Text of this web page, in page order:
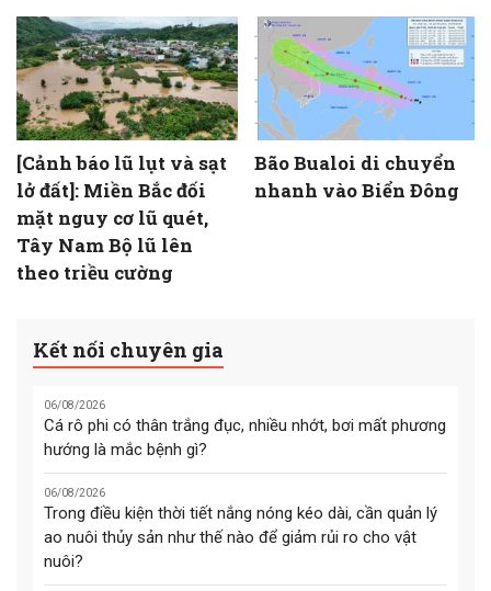
[Cảnh báo lũ lụt và sạt
lở đất]: Miền Bắc đối
mặt nguy cơ lũ quét,
Tây Nam Bộ lũ lên
theo triều cường
Bão Bualoi di chuyển
nhanh vào Biển Đông
Kết nối chuyên gia
06/08/2026
Cá rô phi có thân trắng đục, nhiều nhớt, bơi mất phương
hướng là mắc bệnh gì?
06/08/2026
Trong điều kiện thời tiết nắng nóng kéo dài, cần quản lý
ao nuôi thủy sản như thế nào để giảm rủi ro cho vật
nuôi?